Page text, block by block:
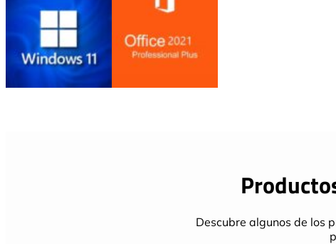
Descubre algunos de los